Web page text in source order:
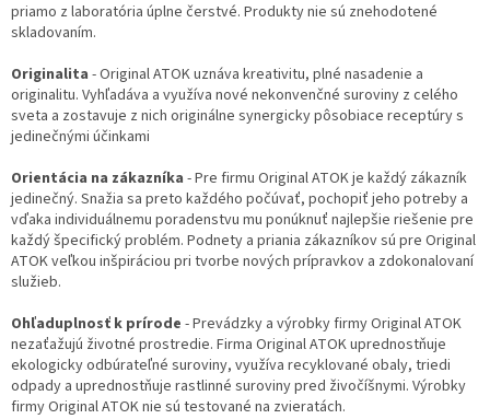
priamo z laboratória úplne čerstvé. Produkty nie sú znehodotené
skladovaním.
Originalita - Original ATOK uznáva kreativitu, plné nasadenie a
originalitu. Vyhľadáva a využíva nové nekonvenčné suroviny z celého
sveta a zostavuje z nich originálne synergicky pôsobiace receptúry s
jedinečnými účinkami
Orientácia na zákazníka - Pre firmu Original ATOK je každý zákazník
jedinečný. Snažia sa preto každého počúvať, pochopiť jeho potreby a
vďaka individuálnemu poradenstvu mu ponúknuť najlepšie riešenie pre
každý špecifický problém. Podnety a priania zákazníkov sú pre Original
ATOK veľkou inšpiráciou pri tvorbe nových prípravkov a zdokonalovaní
služieb.
Ohľaduplnosť k prírode - Prevádzky a výrobky firmy Original ATOK
nezaťažujú životné prostredie. Firma Original ATOK uprednostňuje
ekologicky odbúrateľné suroviny, využíva recyklované obaly, triedi
odpady a uprednostňuje rastlinné suroviny pred živočíšnymi. Výrobky
firmy Original ATOK nie sú testované na zvieratách.